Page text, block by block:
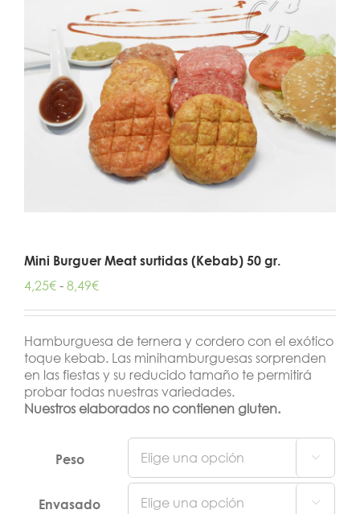
Mini Burguer Meat surtidas (Kebab) 50 gr.
4,25€-8,49€Rango
precios:
desde
4,25€
hasta
8,49€
Hamburguesa de ternera y cordero con el exótico
toque kebab. Las minihamburguesas sorprenden
en las fiestas y su reducido tamaño te permitirá
probar todas nuestras variedades.
Nuestros elaborados no contienen gluten.
Peso 
Envasado 